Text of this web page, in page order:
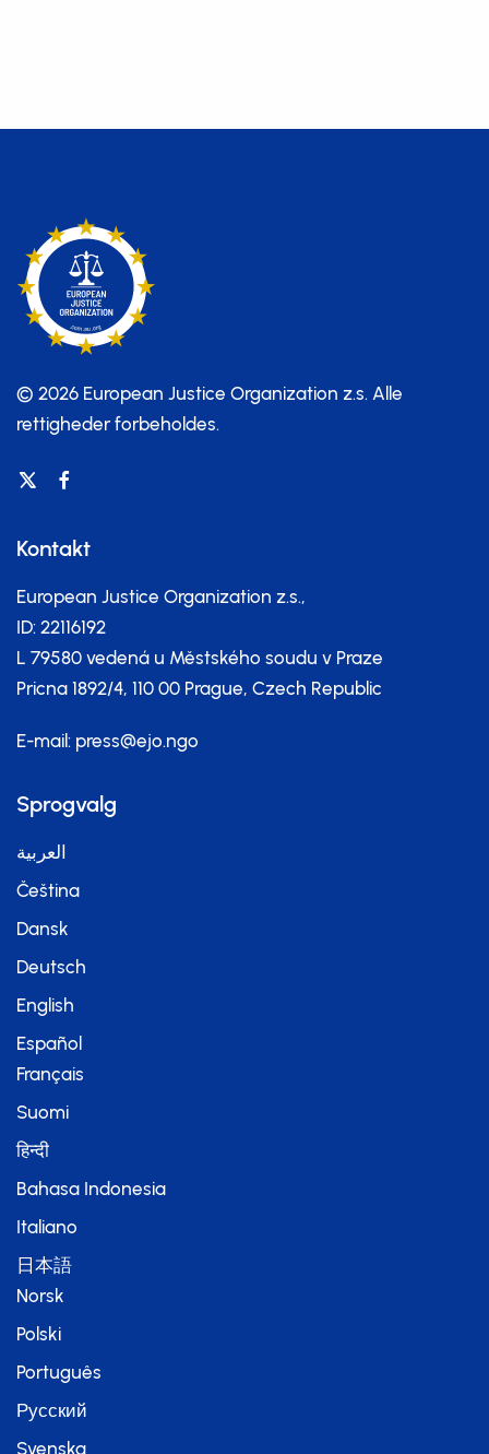
© 2026 European Justice Organization z.s. Alle
rettigheder forbeholdes.
Kontakt
European Justice Organization z.s.,
ID: 22116192
L 79580 vedená u Městského soudu v Praze
Pricna 1892/4, 110 00 Prague, Czech Republic
E-mail: press@ejo.ngo
Sprogvalg
العربية
Čeština
Dansk
Deutsch
English
Español
Français
Suomi
हिन्दी
Bahasa Indonesia
Italiano
日本語
Norsk
Polski
Português
Русский
Svenska